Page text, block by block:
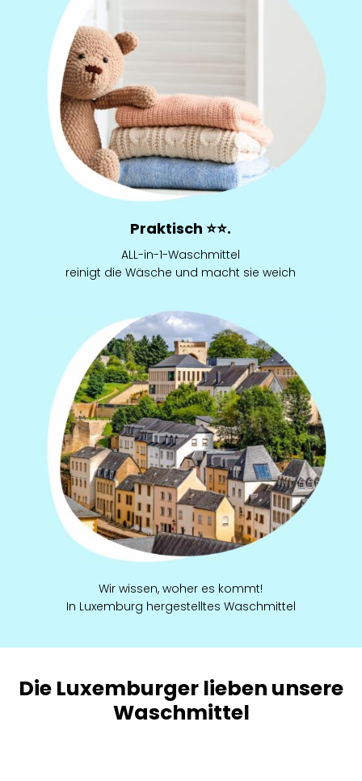
Praktisch⭐⭐.
ALL-in-1-Waschmittel
reinigt die Wäsche und macht sie weich
Wir wissen, woher es kommt!
In Luxemburg hergestelltes Waschmittel
Die Luxemburger lieben unsere
Waschmittel